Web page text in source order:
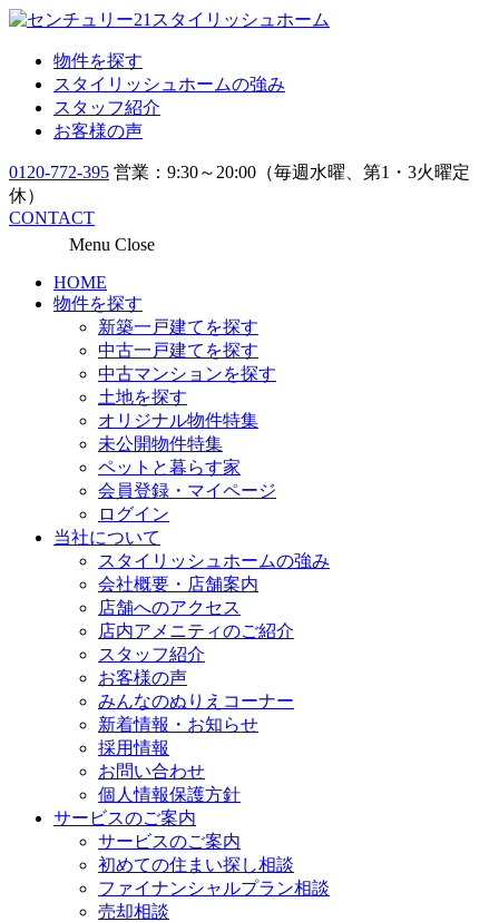
物件を探す
スタイリッシュホームの強み
スタッフ紹介
お客様の声
0120-772-395 営業：9:30～20:00（毎週水曜、第1・3火曜定
休）
CONTACT
Menu Close
HOME
物件を探す
新築一戸建てを探す
中古一戸建てを探す
中古マンションを探す
土地を探す
オリジナル物件特集
未公開物件特集
ペットと暮らす家
会員登録・マイページ
ログイン
当社について
スタイリッシュホームの強み
会社概要・店舗案内
店舗へのアクセス
店内アメニティのご紹介
スタッフ紹介
お客様の声
みんなのぬりえコーナー
新着情報・お知らせ
採用情報
お問い合わせ
個人情報保護方針
サービスのご案内
サービスのご案内
初めての住まい探し相談
ファイナンシャルプラン相談
売却相談